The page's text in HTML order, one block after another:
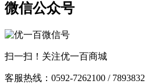
微信公众号
扫一扫！关注优一百商城
客服热线：0592-7262100 / 7893832